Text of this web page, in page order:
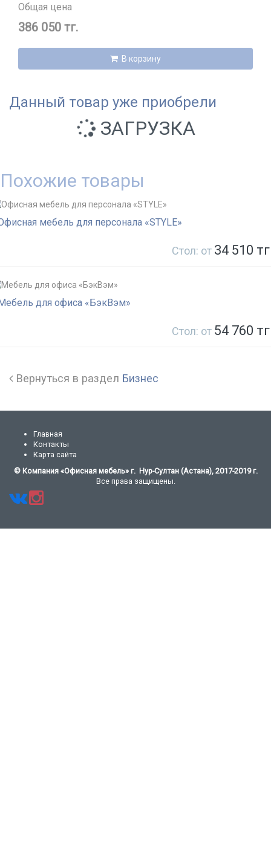
Общая цена
386 050 тг.
В корзину
Данный товар уже приобрели
ЗАГРУЗКА
Похожие товары
мебель для персонала «STYLE»
Стол: от 34 510
для офиса «БэкВэм»
Стол: от 54 760
Вернуться в раздел Бизнес
Главная
Контакты
Карта сайта
© Компания «Офисная мебель» г. Нур-Султан (Астана), 2017-2019 г.
Все права защищены.